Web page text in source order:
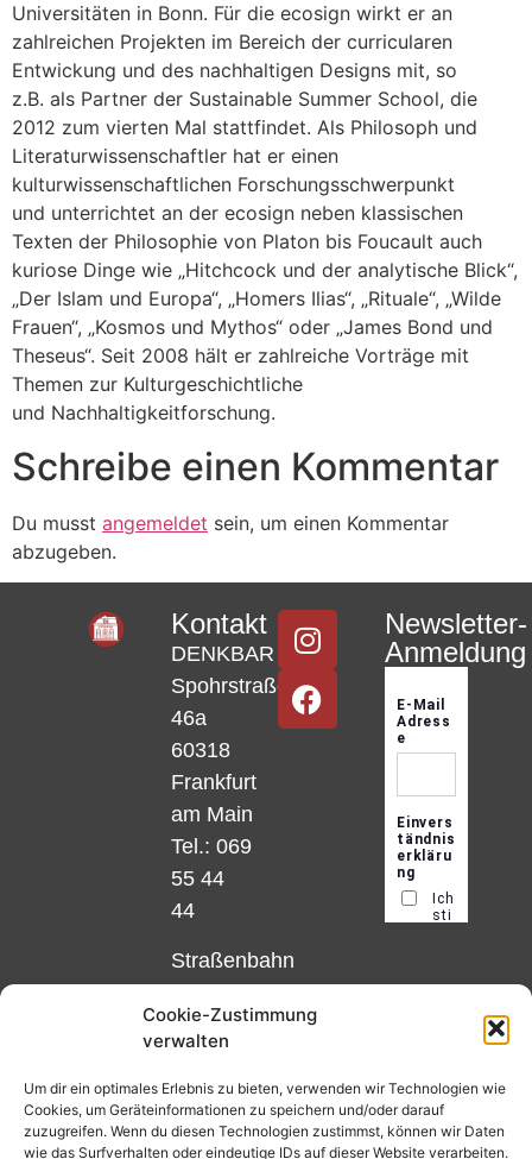
Cookie-Zustimmung
verwalten
Um dir ein optimales Erlebnis zu bieten, verwenden wir Technologien wie
Cookies, um Geräteinformationen zu speichern und/oder darauf
zuzugreifen. Wenn du diesen Technologien zustimmst, können wir Daten
wie das Surfverhalten oder eindeutige IDs auf dieser Website verarbeiten.
Universitäten in Bonn. Für die ecosign wirkt er an
zahlreichen Projekten im Bereich der curricularen
Entwickung und des nachhaltigen Designs mit, so
z.B. als Partner der Sustainable Summer School, die
2012 zum vierten Mal stattfindet. Als Philosoph und
Literaturwissenschaftler hat er einen
kulturwissenschaftlichen Forschungsschwerpunkt
und unterrichtet an der ecosign neben klassischen
Texten der Philosophie von Platon bis Foucault auch
kuriose Dinge wie „Hitchcock und der analytische Blick“,
„Der Islam und Europa“, „Homers Ilias“, „Rituale“, „Wilde
Frauen“, „Kosmos und Mythos“ oder „James Bond und
Theseus“. Seit 2008 hält er zahlreiche Vorträge mit
Themen zur Kulturgeschichtliche
und Nachhaltigkeitforschung.
Schreibe einen Kommentar
Du musst angemeldet sein, um einen Kommentar
abzugeben.
Kontakt
DENKBAR
Spohrstraße
46a
60318
Frankfurt
am Main
Tel.: 069
55 44
44
Straßenbahn
Linie 18
und 12,
Haltestelle
Matthias-
Beltz-
Platz
Newsletter-
Anmeldung